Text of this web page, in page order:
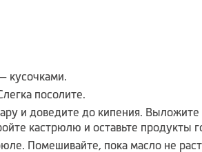
кусочками.
посолите.
и доведите до кипения.
кастрюлю и оставьте продукты
Помешивайте, пока масло не